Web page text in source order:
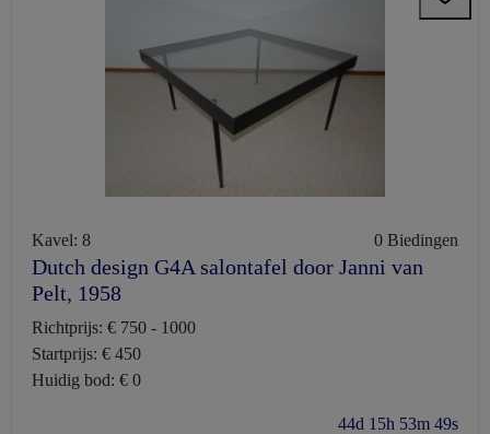
Kavel: 8 0 Biedingen
Dutch design G4A salontafel door Janni van
Pelt, 1958
Richtprijs: € 750 - 1000
Startprijs: € 450
Huidig bod: € 0
44d 15h 53m 48s